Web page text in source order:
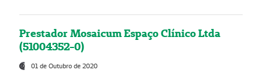
Prestador Mosaicum Espaço Clínico Ltda
(51004352-0)
01 de Outubro de 2020